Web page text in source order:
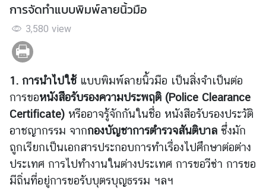
ด
ห
ม
า
ข
อ
รั
บ
บ
ริ
ก
า
การจัดทำแบบพิมพ์ลายนิ้วมือ
3,580 view
1. การนำไปใช้ แบบพิมพ์ลายนิ้วมือ เป็นสิ่งจำเป็นต่อ
การขอหนังสือรับรองความประพฤติ (Police Clearance
Certificate) หรืออาจรู้จักกันในชื่อ หนังสือรับรองประวัติ
อาชญากรรม จากกองบัญชาการตํารวจสันติบาล ซึ่งมัก
ถูกเรียกเป็นเอกสารประกอบการทำเรื่องไปศึกษาต่อต่าง
ประเทศ การไปทำงานในต่างประเทศ การขอวีซ่า การขอ
มีถิ่นที่อยู่การขอรับบุตรบุญธรรม ฯลฯ